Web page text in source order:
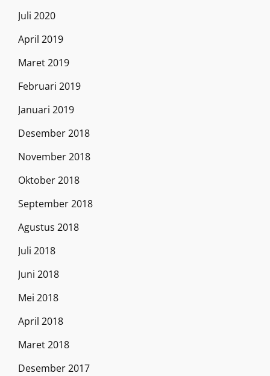
Juli 2020
April 2019
Maret 2019
Februari 2019
Januari 2019
Desember 2018
November 2018
Oktober 2018
September 2018
Agustus 2018
Juli 2018
Juni 2018
Mei 2018
April 2018
Maret 2018
Desember 2017